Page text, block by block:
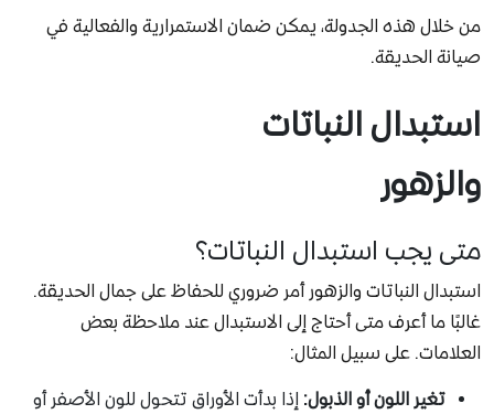
من خلال هذه الجدولة، يمكن ضمان الاستمرارية والفعالية في
صيانة الحديقة.
استبدال النباتات
والزهور
متى يجب استبدال النباتات؟
استبدال النباتات والزهور أمر ضروري للحفاظ على جمال الحديقة.
غالبًا ما أعرف متى أحتاج إلى الاستبدال عند ملاحظة بعض
العلامات. على سبيل المثال:
تغير اللون أو الذبول: إذا بدأت الأوراق تتحول للون الأصفر أو